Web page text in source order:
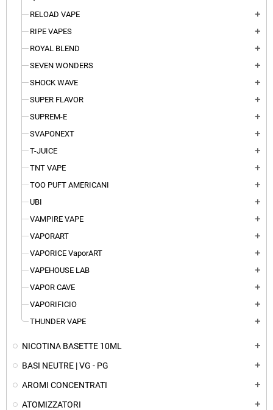
RELOAD VAPE add
RIPE VAPES add
ROYAL BLEND add
SEVEN WONDERS add
SHOCK WAVE add
SUPER FLAVOR add
SUPREM-E add
SVAPONEXT add
T-JUICE add
TNT VAPE add
TOO PUFT AMERICANI add
UBI add
VAMPIRE VAPE add
VAPORART add
VAPORICE VaporART add
VAPEHOUSE LAB add
VAPOR CAVE add
VAPORIFICIO add
THUNDER VAPE add
NICOTINA BASETTE 10ML add
BASI NEUTRE | VG - PG add
AROMI CONCENTRATI add
ATOMIZZATORI add